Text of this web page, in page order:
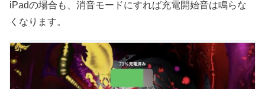
iPadの場合も、消音モードにすれば充電開始音は鳴らな
くなります。